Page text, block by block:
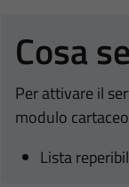
Cosa
Per attivare il
modulo
Lista